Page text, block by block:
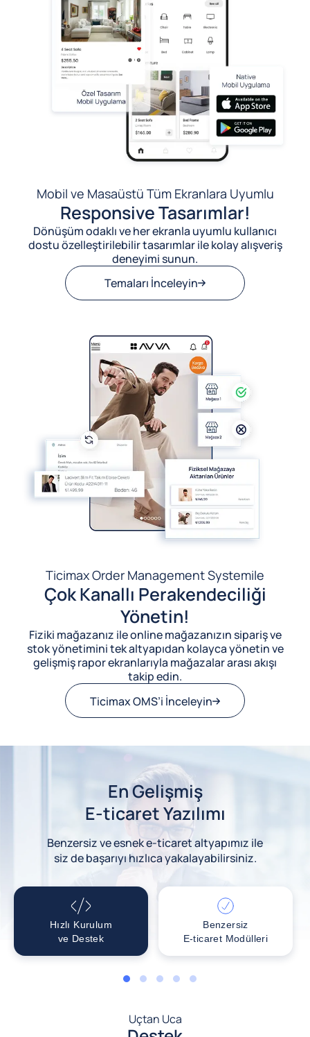
Mobil ve Masaüstü Tüm Ekranlara Uyumlu
Responsive Tasarımlar!
Dönüşüm odaklı ve her ekranla uyumlu kullanıcı
dostu özelleştirilebilir tasarımlar ile kolay alışveriş
deneyimi sunun.
Temaları İnceleyin
Ticimax Order Management Systemile
Çok Kanallı Perakendeciliği
Yönetin!
Fiziki mağazanız ile online mağazanızın sipariş ve
stok yönetimini tek altyapıdan kolayca yönetin ve
gelişmiş rapor ekranlarıyla mağazalar arası akışı
takip edin.
Ticimax OMS’i İnceleyin
En Gelişmiş
E-ticaret Yazılımı
Benzersiz ve esnek e-ticaret altyapımız ile
siz de başarıyı hızlıca yakalayabilirsiniz.
Hızlı Kurulum
ve Destek
Benzersiz
E-ticaret Modülleri
1 2 3 4 5
Uçtan Uca